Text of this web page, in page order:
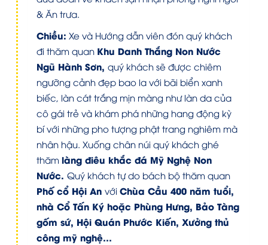
& Ăn trưa.
Chiều: Xe và Hướng dẫn viên đón quý khách
đi thăm quan Khu Danh Thắng Non Nước
Ngũ Hành Sơn, quý khách sẽ được chiêm
ngưỡng cảnh đẹp bao la với bãi biển xanh
biếc, làn cát trắng mịn màng như làn da của
cô gái trẻ và khám phá những hang động kỳ
bí với những pho tượng phật trang nghiêm mà
nhân hậu. Xuống chân núi quý khách ghé
thăm làng điêu khắc đá Mỹ Nghệ Non
Nước. Quý khách tự do bách bộ thăm quan
Phố cổ Hội An với Chùa Cầu 400 năm tuổi,
nhà Cổ Tấn Ký hoặc Phùng Hưng, Bảo Tàng
gốm sứ, Hội Quán Phước Kiến, Xưởng thủ
công mỹ nghệ…